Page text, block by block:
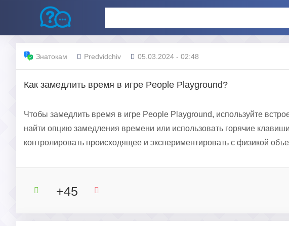
Знатокам Predvidchiv 05.03.2024 - 02:48
Как замедлить время в игре People Playground?
Чтобы замедлить время в игре People Playground, используйте
найти опцию замедления времени или использовать горячие
контролировать происходящее и экспериментировать с физикой
+45